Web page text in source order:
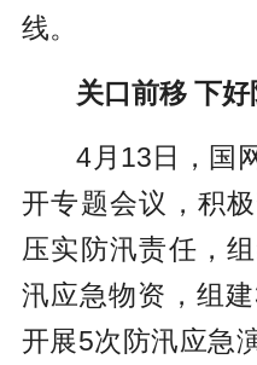
线。
关口前移 下
4月13日，国
开专题会议，积
压实防汛责任，
汛应急物资，组
开展5次防汛应急